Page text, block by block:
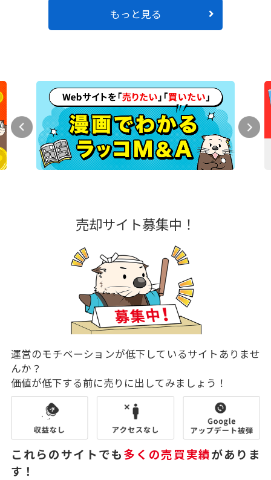
もっと見る
売却サイト募集中！
運営のモチベーションが低下しているサイトありませ
んか？
価値が低下する前に売りに出してみましょう！
これらのサイトでも多くの売買実績がありま
す！